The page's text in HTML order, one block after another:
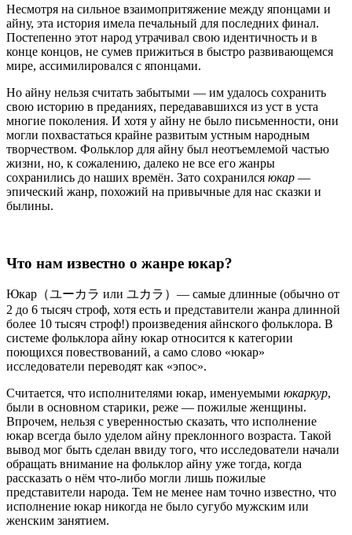
Несмотря на сильное взаимопритяжение между японцами и
айну, эта история имела печальный для последних финал.
Постепенно этот народ утрачивал свою идентичность и в
конце концов, не сумев прижиться в быстро развивающемся
мире, ассимилировался с японцами.
Но айну нельзя считать забытыми — им удалось сохранить
свою историю в преданиях, передававшихся из уст в уста
многие поколения. И хотя у айну не было письменности, они
могли похвастаться крайне развитым устным народным
творчеством. Фольклор для айну был неотъемлемой частью
жизни, но, к сожалению, далеко не все его жанры
сохранились до наших времён. Зато сохранился юкар —
эпический жанр, похожий на привычные для нас сказки и
былины.
Что нам известно о жанре юкар?
Юкар（ユーカラ или ユカラ）— самые длинные (обычно от
2 до 6 тысяч строф, хотя есть и представители жанра длинной
более 10 тысяч строф!) произведения айнского фольклора. В
системе фольклора айну юкар относится к категории
поющихся повествований, а само слово «юкар»
исследователи переводят как «эпос».
Считается, что исполнителями юкар, именуемыми юкаркур,
были в основном старики, реже — пожилые женщины.
Впрочем, нельзя с уверенностью сказать, что исполнение
юкар всегда было уделом айну преклонного возраста. Такой
вывод мог быть сделан ввиду того, что исследователи начали
обращать внимание на фольклор айну уже тогда, когда
рассказать о нём что-либо могли лишь пожилые
представители народа. Тем не менее нам точно известно, что
исполнение юкар никогда не было сугубо мужским или
женским занятием.